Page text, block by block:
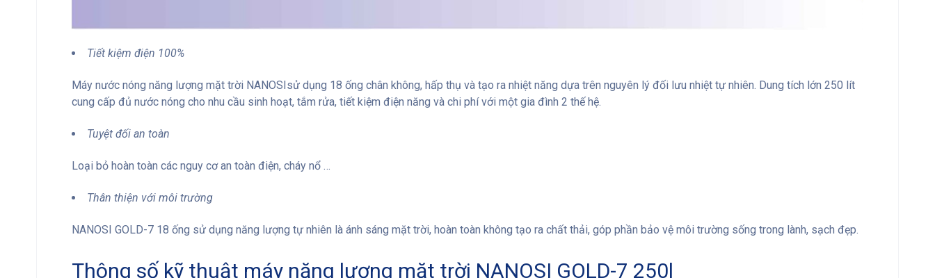
Tiết kiệm điện 100%
Máy nước nóng năng lượng mặt trời NANOSIsử dụng 18 ống chân không, hấp thụ và tạo ra nhiệt năng dựa trên nguyên lý đối lưu nhiệt tự nhiên. Dung tích lớn 250 lít
cung cấp đủ nước nóng cho nhu cầu sinh hoạt, tắm rửa, tiết kiệm điện năng và chi phí với một gia đình 2 thế hệ.
Tuyệt đối an toàn
Loại bỏ hoàn toàn các nguy cơ an toàn điện, cháy nổ …
Thân thiện với môi trường
NANOSI GOLD-7 18 ống sử dụng năng lượng tự nhiên là ánh sáng mặt trời, hoàn toàn không tạo ra chất thải, góp phần bảo vệ môi trường sống trong lành, sạch đẹp.
Thông số kỹ thuật máy năng lượng mặt trời NANOSI GOLD-7 250l